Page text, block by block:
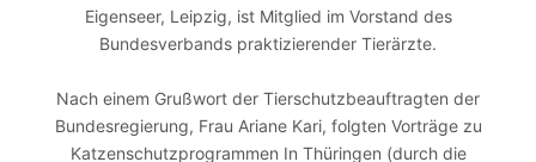
Eigenseer, Leipzig, ist Mitglied im Vorstand des
Bundesverbands praktizierender Tierärzte.
Nach einem Grußwort der Tierschutzbeauftragten der
Bundesregierung, Frau Ariane Kari, folgten Vorträge zu
Katzenschutzprogrammen In Thüringen (durch die